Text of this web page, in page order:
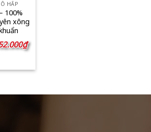
HẤP
100%
xông
₫Khoảng
giá:
đến